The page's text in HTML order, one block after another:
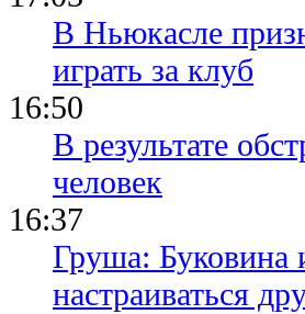
В Ньюкасле
играть за клуб
16:50
В результате
человек
16:37
Груша: Буковина
настраиваться